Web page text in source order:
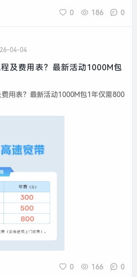
0 186 0
04-04
及费用表？最新活动1000M包
用表？最新活动1000M包1年仅需800
0 166 0